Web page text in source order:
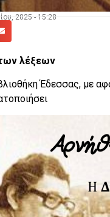
2025 - 15:28
λέξεων
Έδεσσας, με